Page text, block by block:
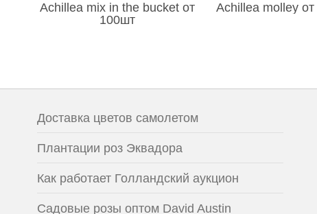
Achillea mix in the bucket от
100шт
Achillea molley
Доставка цветов самолетом
Плантации роз Эквадора
Как работает Голландский аукцион
Садовые розы оптом David Austin